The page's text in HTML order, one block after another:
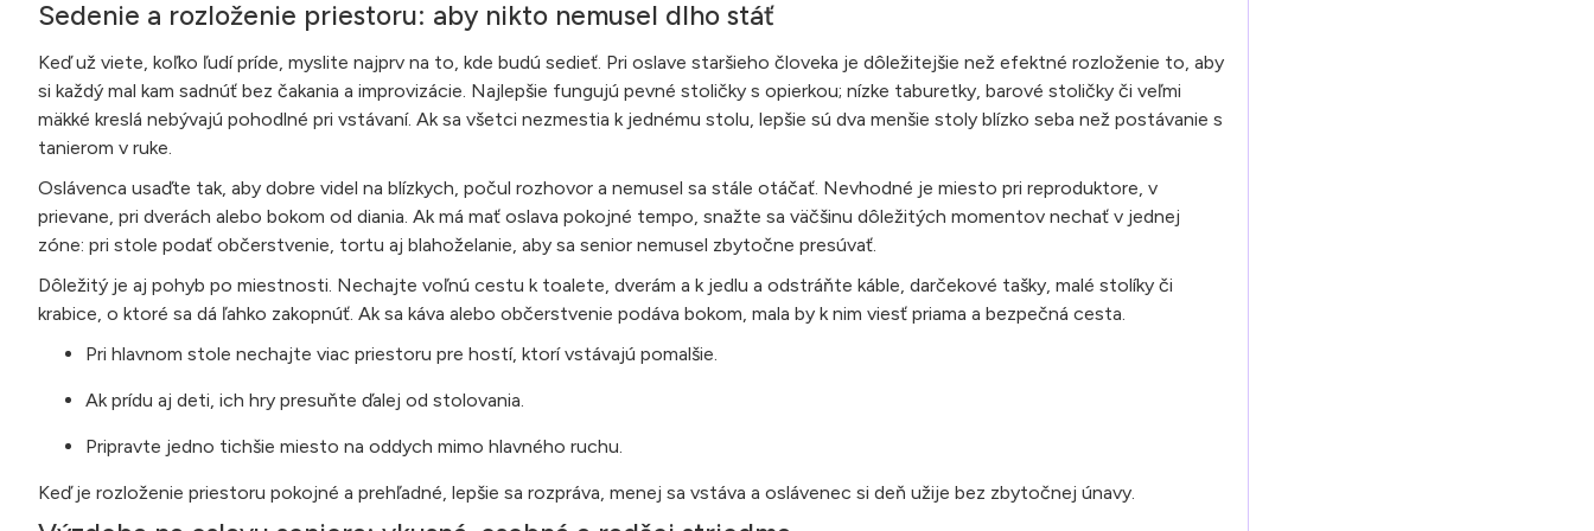
Sedenie a rozloženie priestoru: aby nikto nemusel dlho stáť
Keď už viete, koľko ľudí príde, myslite najprv na to, kde budú sedieť. Pri oslave staršieho človeka je dôležitejšie než efektné rozloženie to, aby
si každý mal kam sadnúť bez čakania a improvizácie. Najlepšie fungujú pevné stoličky s opierkou; nízke taburetky, barové stoličky či veľmi
mäkké kreslá nebývajú pohodlné pri vstávaní. Ak sa všetci nezmestia k jednému stolu, lepšie sú dva menšie stoly blízko seba než postávanie s
tanierom v ruke.
Oslávenca usaďte tak, aby dobre videl na blízkych, počul rozhovor a nemusel sa stále otáčať. Nevhodné je miesto pri reproduktore, v
prievane, pri dverách alebo bokom od diania. Ak má mať oslava pokojné tempo, snažte sa väčšinu dôležitých momentov nechať v jednej
zóne: pri stole podať občerstvenie, tortu aj blahoželanie, aby sa senior nemusel zbytočne presúvať.
Dôležitý je aj pohyb po miestnosti. Nechajte voľnú cestu k toalete, dverám a k jedlu a odstráňte káble, darčekové tašky, malé stolíky či
krabice, o ktoré sa dá ľahko zakopnúť. Ak sa káva alebo občerstvenie podáva bokom, mala by k nim viesť priama a bezpečná cesta.
Pri hlavnom stole nechajte viac priestoru pre hostí, ktorí vstávajú pomalšie.
Ak prídu aj deti, ich hry presuňte ďalej od stolovania.
Pripravte jedno tichšie miesto na oddych mimo hlavného ruchu.
Keď je rozloženie priestoru pokojné a prehľadné, lepšie sa rozpráva, menej sa vstáva a oslávenec si deň užije bez zbytočnej únavy.